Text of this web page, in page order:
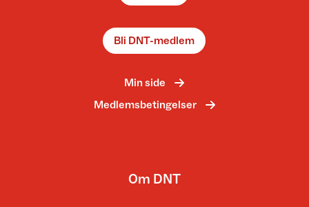
Bli DNT-medlem
Min side
Medlemsbetingelser
Om DNT